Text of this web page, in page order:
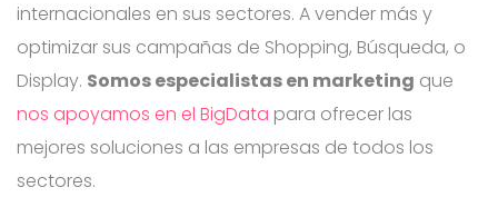
internacionales en sus sectores. A vender más y
optimizar sus campañas de Shopping, Búsqueda, o
Display. Somos especialistas en marketing que
nos apoyamos en el BigData para ofrecer las
mejores soluciones a las empresas de todos los
sectores.